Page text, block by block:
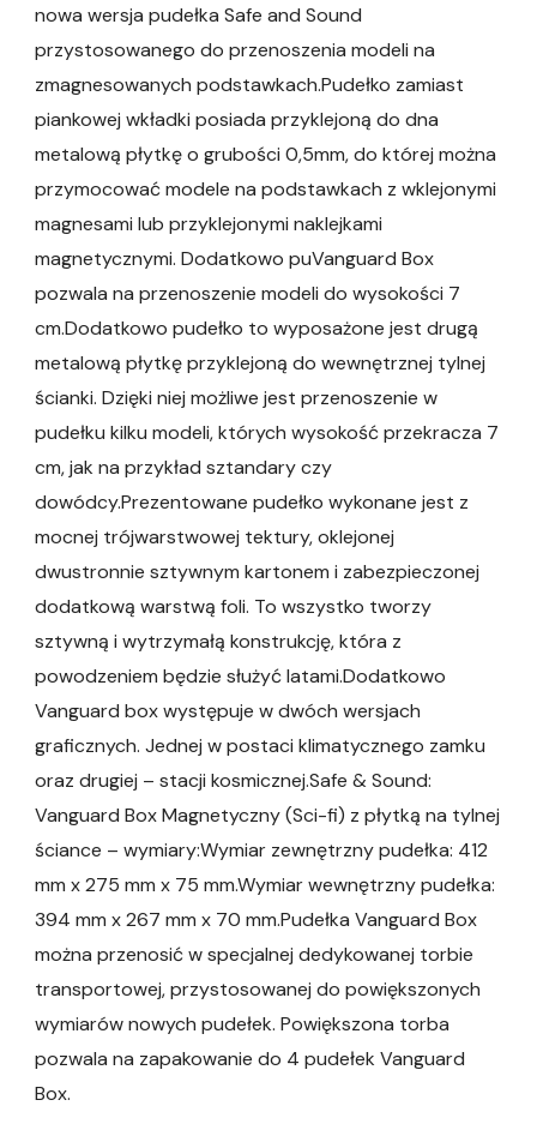
nowa wersja pudełka Safe and Sound
przystosowanego do przenoszenia modeli na
zmagnesowanych podstawkach.Pudełko zamiast
piankowej wkładki posiada przyklejoną do dna
metalową płytkę o grubości 0,5mm, do której można
przymocować modele na podstawkach z wklejonymi
magnesami lub przyklejonymi naklejkami
magnetycznymi. Dodatkowo puVanguard Box
pozwala na przenoszenie modeli do wysokości 7
cm.Dodatkowo pudełko to wyposażone jest drugą
metalową płytkę przyklejoną do wewnętrznej tylnej
ścianki. Dzięki niej możliwe jest przenoszenie w
pudełku kilku modeli, których wysokość przekracza 7
cm, jak na przykład sztandary czy
dowódcy.Prezentowane pudełko wykonane jest z
mocnej trójwarstwowej tektury, oklejonej
dwustronnie sztywnym kartonem i zabezpieczonej
dodatkową warstwą foli. To wszystko tworzy
sztywną i wytrzymałą konstrukcję, która z
powodzeniem będzie służyć latami.Dodatkowo
Vanguard box występuje w dwóch wersjach
graficznych. Jednej w postaci klimatycznego zamku
oraz drugiej – stacji kosmicznej.Safe & Sound:
Vanguard Box Magnetyczny (Sci-fi) z płytką na tylnej
ściance – wymiary:Wymiar zewnętrzny pudełka: 412
mm x 275 mm x 75 mm.Wymiar wewnętrzny pudełka:
394 mm x 267 mm x 70 mm.Pudełka Vanguard Box
można przenosić w specjalnej dedykowanej torbie
transportowej, przystosowanej do powiększonych
wymiarów nowych pudełek. Powiększona torba
pozwala na zapakowanie do 4 pudełek Vanguard
Box.